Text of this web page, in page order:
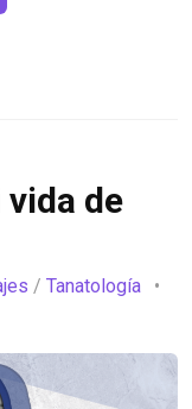
de
/ Tanatología